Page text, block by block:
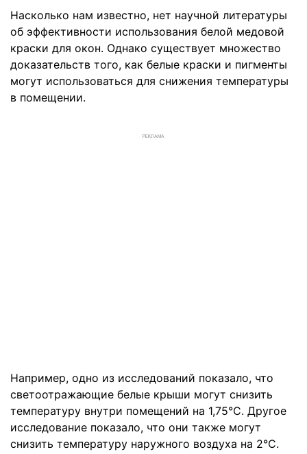
Насколько нам известно, нет научной литературы
об эффективности использования белой медовой
краски для окон. Однако существует множество
доказательств того, как белые краски и пигменты
могут использоваться для снижения температуры
в помещении.
РЕКЛАМА
Например, одно из исследований показало, что
светоотражающие белые крыши могут снизить
температуру внутри помещений на 1,75°C. Другое
исследование показало, что они также могут
снизить температуру наружного воздуха на 2°C.